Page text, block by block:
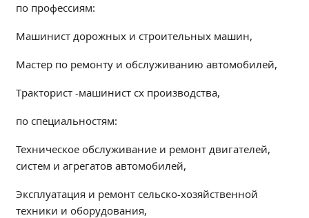
Независимая оценка качества
Профориентация
Региональный центр по профилактике ДДТТ
Учебно-производственный комплекс
Противодействие коррупции
Всероссийское чемпионатное движение
Региональная инновационная площадка
️по профессиям:
Машинист дорожных и строительных машин,
Мастер по ремонту и обслуживанию автомобилей,
Тракторист -машинист сх производства,
️по специальностям:
Техническое обслуживание и ремонт двигателей,
систем и агрегатов автомобилей,
Эксплуатация и ремонт сельско-хозяйственной
техники и оборудования,